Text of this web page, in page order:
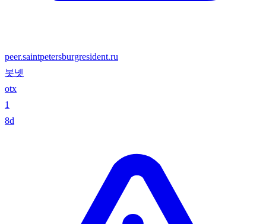
peer.saintpetersburgresident.ru
봇넷
otx
1
8d